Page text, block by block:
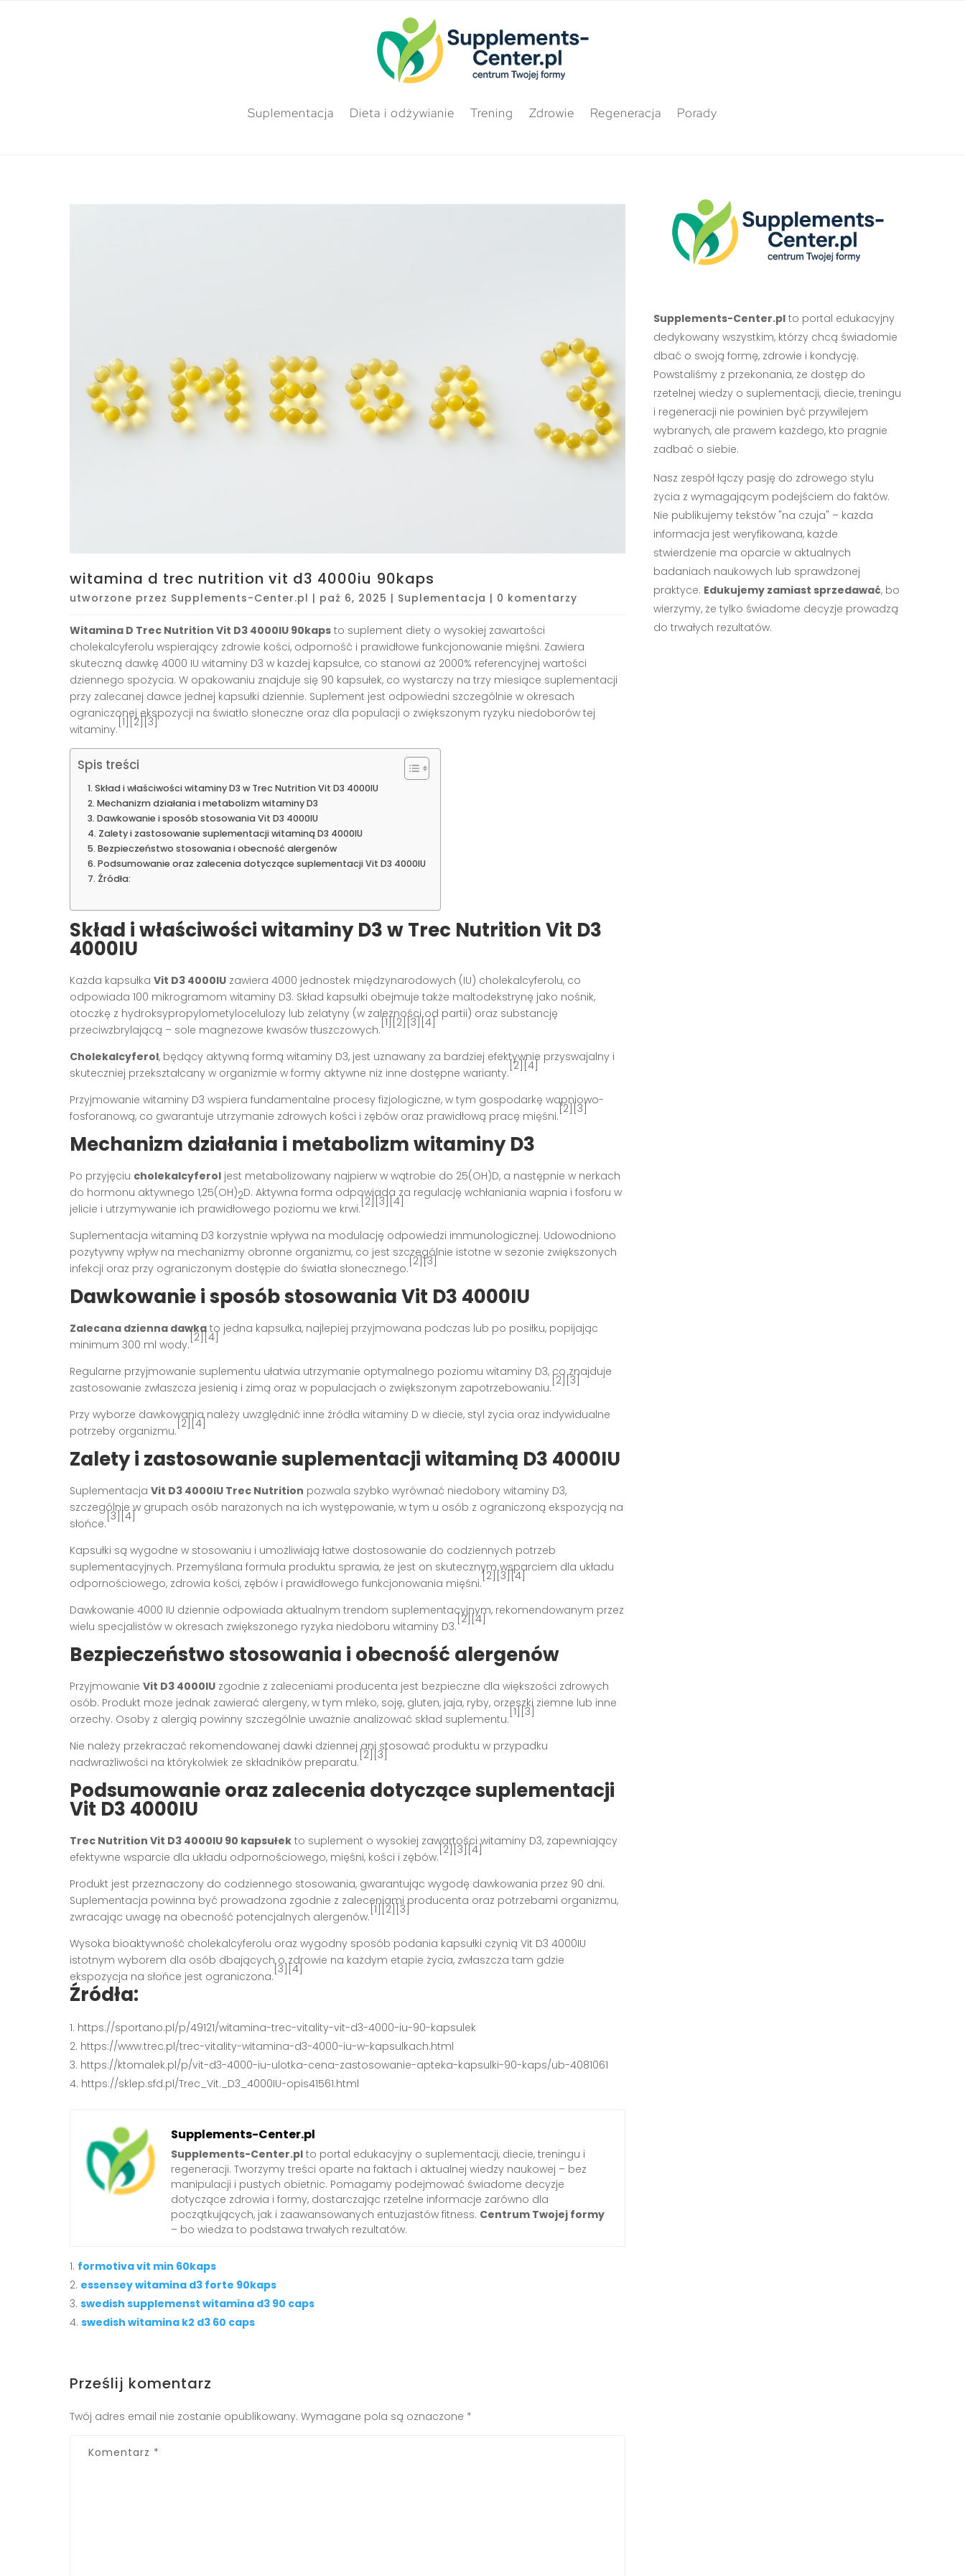
Suplementacja Dieta i odżywianie Trening Zdrowie Regeneracja Porady
witamina d trec nutrition vit d3 4000iu 90kaps
utworzone przez Supplements-Center.pl | paź 6, 2025 | Suplementacja | 0 komentarzy
Witamina D Trec Nutrition Vit D3 4000IU 90kaps to suplement diety o wysokiej zawartości
cholekalcyferolu wspierający zdrowie kości, odporność i prawidłowe funkcjonowanie mięśni. Zawiera
skuteczną dawkę 4000 IU witaminy D3 w każdej kapsułce, co stanowi aż 2000% referencyjnej wartości
dziennego spożycia. W opakowaniu znajduje się 90 kapsułek, co wystarczy na trzy miesiące suplementacji
przy zalecanej dawce jednej kapsułki dziennie. Suplement jest odpowiedni szczególnie w okresach
ograniczonej ekspozycji na światło słoneczne oraz dla populacji o zwiększonym ryzyku niedoborów tej
witaminy.
[1][2][3]
Spis treści
Skład i właściwości witaminy D3 w Trec Nutrition Vit D3 4000IU
Mechanizm działania i metabolizm witaminy D3
Dawkowanie i sposób stosowania Vit D3 4000IU
Zalety i zastosowanie suplementacji witaminą D3 4000IU
Bezpieczeństwo stosowania i obecność alergenów
Podsumowanie oraz zalecenia dotyczące suplementacji Vit D3 4000IU
Źródła:
Skład i właściwości witaminy D3 w Trec Nutrition Vit D3
4000IU
Każda kapsułka Vit D3 4000IU zawiera 4000 jednostek międzynarodowych (IU) cholekalcyferolu, co
odpowiada 100 mikrogramom witaminy D3. Skład kapsułki obejmuje także maltodekstrynę jako nośnik,
otoczkę z hydroksypropylometylocelulozy lub żelatyny (w zależności od partii) oraz substancję
przeciwzbrylającą – sole magnezowe kwasów tłuszczowych.
[1][2][3][4]
Cholekalcyferol, będący aktywną formą witaminy D3, jest uznawany za bardziej efektywnie przyswajalny i
skuteczniej przekształcany w organizmie w formy aktywne niż inne dostępne warianty.
[2][4]
Przyjmowanie witaminy D3 wspiera fundamentalne procesy fizjologiczne, w tym gospodarkę wapniowo-
fosforanową, co gwarantuje utrzymanie zdrowych kości i zębów oraz prawidłową pracę mięśni.
[2][3]
Mechanizm działania i metabolizm witaminy D3
Po przyjęciu cholekalcyferol jest metabolizowany najpierw w wątrobie do 25(OH)D, a następnie w nerkach
do hormonu aktywnego 1,25(OH)2D. Aktywna forma odpowiada za regulację wchłaniania wapnia i fosforu w
jelicie i utrzymywanie ich prawidłowego poziomu we krwi.
[2][3][4]
Suplementacja witaminą D3 korzystnie wpływa na modulację odpowiedzi immunologicznej. Udowodniono
pozytywny wpływ na mechanizmy obronne organizmu, co jest szczególnie istotne w sezonie zwiększonych
infekcji oraz przy ograniczonym dostępie do światła słonecznego.
[2][3]
Dawkowanie i sposób stosowania Vit D3 4000IU
Zalecana dzienna dawkato jedna kapsułka, najlepiej przyjmowana podczas lub po posiłku, popijając
minimum 300 ml wody.
[2][4]
Regularne przyjmowanie suplementu ułatwia utrzymanie optymalnego poziomu witaminy D3, co znajduje
zastosowanie zwłaszcza jesienią i zimą oraz w populacjach o zwiększonym zapotrzebowaniu.
[2][3]
Przy wyborze dawkowania należy uwzględnić inne źródła witaminy D w diecie, styl życia oraz indywidualne
potrzeby organizmu.
[2][4]
Zalety i zastosowanie suplementacji witaminą D3 4000IU
Suplementacja Vit D3 4000IU Trec Nutrition pozwala szybko wyrównać niedobory witaminy D3,
szczególnie w grupach osób narażonych na ich występowanie, w tym u osób z ograniczoną ekspozycją na
słońce.
[3][4]
Kapsułki są wygodne w stosowaniu i umożliwiają łatwe dostosowanie do codziennych potrzeb
suplementacyjnych. Przemyślana formuła produktu sprawia, że jest on skutecznym wsparciem dla układu
odpornościowego, zdrowia kości, zębów i prawidłowego funkcjonowania mięśni.
[2][3][4]
Dawkowanie 4000 IU dziennie odpowiada aktualnym trendom suplementacyjnym, rekomendowanym przez
wielu specjalistów w okresach zwiększonego ryzyka niedoboru witaminy D3.
[2][4]
Bezpieczeństwo stosowania i obecność alergenów
Przyjmowanie Vit D3 4000IU zgodnie z zaleceniami producenta jest bezpieczne dla większości zdrowych
osób. Produkt może jednak zawierać alergeny, w tym mleko, soję, gluten, jaja, ryby, orzeszki ziemne lub inne
orzechy. Osoby z alergią powinny szczególnie uważnie analizować skład suplementu.
[1][3]
Nie należy przekraczać rekomendowanej dawki dziennej ani stosować produktu w przypadku
nadwrażliwości na którykolwiek ze składników preparatu.
[2][3]
Podsumowanie oraz zalecenia dotyczące suplementacji
Vit D3 4000IU
Trec Nutrition Vit D3 4000IU 90 kapsułek to suplement o wysokiej zawartości witaminy D3, zapewniający
efektywne wsparcie dla układu odpornościowego, mięśni, kości i zębów.
[2][3][4]
Produkt jest przeznaczony do codziennego stosowania, gwarantując wygodę dawkowania przez 90 dni.
Suplementacja powinna być prowadzona zgodnie z zaleceniami producenta oraz potrzebami organizmu,
zwracając uwagę na obecność potencjalnych alergenów.
[1][2][3]
Wysoka bioaktywność cholekalcyferolu oraz wygodny sposób podania kapsułki czynią Vit D3 4000IU
istotnym wyborem dla osób dbających o zdrowie na każdym etapie życia, zwłaszcza tam gdzie
ekspozycja na słońce jest ograniczona.
[3][4]
Źródła:
https://sportano.pl/p/49121/witamina-trec-vitality-vit-d3-4000-iu-90-kapsulek
https://www.trec.pl/trec-vitality-witamina-d3-4000-iu-w-kapsulkach.html
https://ktomalek.pl/p/vit-d3-4000-iu-ulotka-cena-zastosowanie-apteka-kapsulki-90-kaps/ub-4081061
https://sklep.sfd.pl/Trec_Vit._D3_4000IU-opis41561.html
Supplements-Center.pl
Supplements-Center.pl to portal edukacyjny o suplementacji, diecie, treningu i
regeneracji. Tworzymy treści oparte na faktach i aktualnej wiedzy naukowej – bez
manipulacji i pustych obietnic. Pomagamy podejmować świadome decyzje
dotyczące zdrowia i formy, dostarczając rzetelne informacje zarówno dla
początkujących, jak i zaawansowanych entuzjastów fitness. Centrum Twojej formy
– bo wiedza to podstawa trwałych rezultatów.
formotiva vit min 60kaps
essensey witamina d3 forte 90kaps
swedish supplemenst witamina d3 90 caps
swedish witamina k2 d3 60 caps
Prześlij komentarz
Twój adres email nie zostanie opublikowany. Wymagane pola są oznaczone *
Supplements-Center.plto portal edukacyjny
dedykowany wszystkim, którzy chcą świadomie
dbać o swoją formę, zdrowie i kondycję.
Powstaliśmy z przekonania, że dostęp do
rzetelnej wiedzy o suplementacji, diecie, treningu
i regeneracji nie powinien być przywilejem
wybranych, ale prawem każdego, kto pragnie
zadbać o siebie.
Nasz zespół łączy pasję do zdrowego stylu
życia z wymagającym podejściem do faktów.
Nie publikujemy tekstów "na czuja" – każda
informacja jest weryfikowana, każde
stwierdzenie ma oparcie w aktualnych
badaniach naukowych lub sprawdzonej
praktyce. Edukujemy zamiast sprzedawać, bo
wierzymy, że tylko świadome decyzje prowadzą
do trwałych rezultatów.